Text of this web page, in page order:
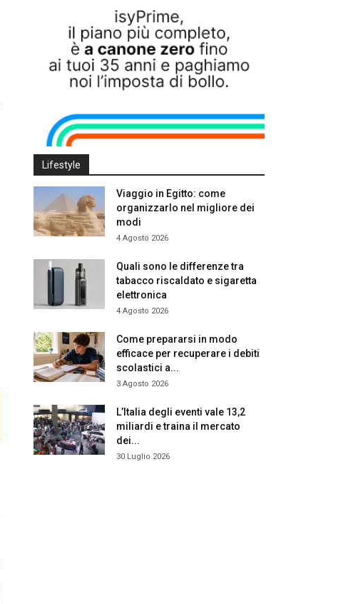
Lifestyle
Viaggio in Egitto: come
organizzarlo nel migliore dei
modi
4 Agosto 2026
Quali sono le differenze tra
tabacco riscaldato e sigaretta
elettronica
4 Agosto 2026
Come prepararsi in modo
efficace per recuperare i debiti
scolastici a...
3 Agosto 2026
L’Italia degli eventi vale 13,2
miliardi e traina il mercato
dei...
30 Luglio 2026